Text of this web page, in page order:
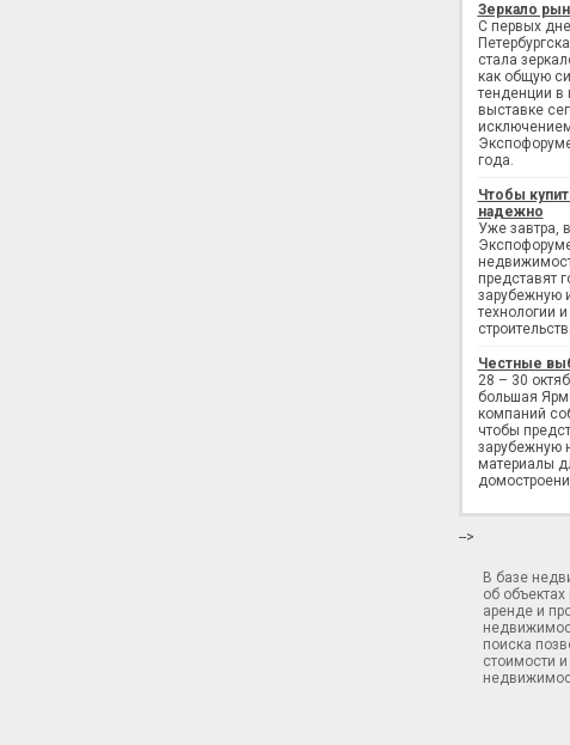
Зеркало
С первых
стала
как общую
тенденции в
выставке
года.
Чтобы
надежно
Уже завтра,
представят
зарубежную
технологии
Честные
28 – 30
большая
компаний
чтобы
зарубежную
материалы
-->
В базе
об
аренде и
поиска
стоимости